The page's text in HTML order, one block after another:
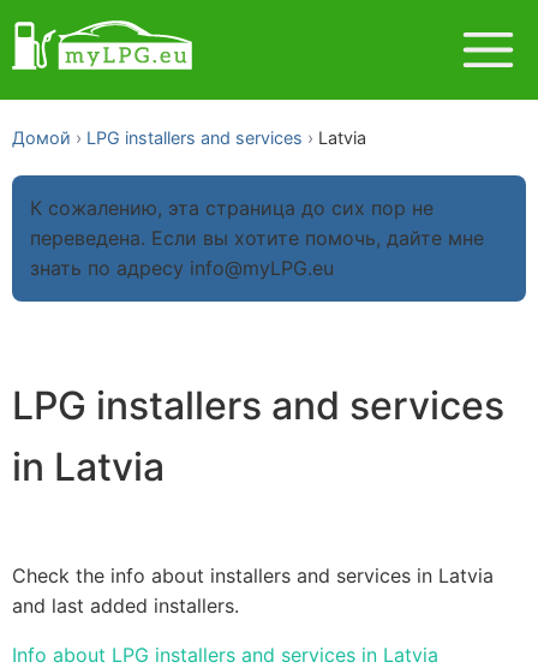
Домой LPG installers and services Latvia
К сожалению, эта страница до сих пор не
переведена. Если вы хотите помочь, дайте мне
знать по адресу info@myLPG.eu
LPG installers and services
in Latvia
Check the info about installers and services in Latvia
and last added installers.
Info about LPG installers and services in Latvia